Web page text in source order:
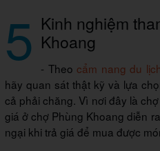
5 Kinh nghiệm
Khoang
- Theo cẩm nang du
hãy quan sát thật kỹ và lựa
cả phải chăng. Vì nơi đây là
giá ở chợ Phùng Khoang diễn
ngại khi trả giá để mua được